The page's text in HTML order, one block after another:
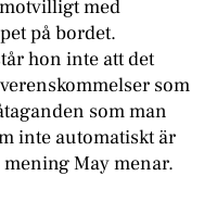
med
på bordet.
hon inte att det
som
som man
inte automatiskt är
May menar.